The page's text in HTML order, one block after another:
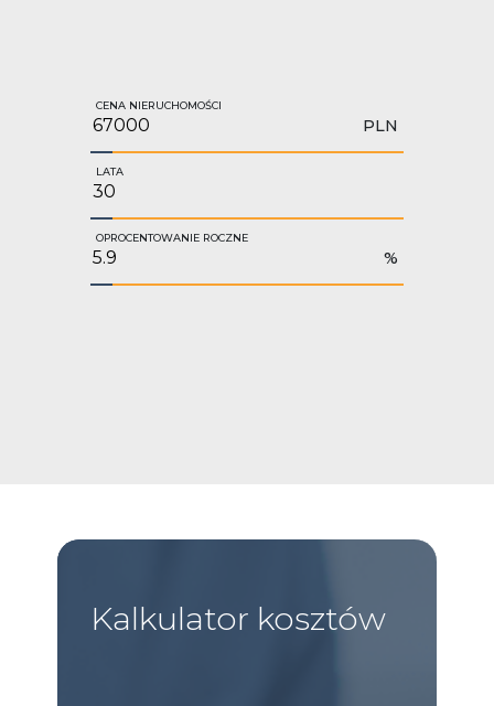
CENA NIERUCHOMOŚCI
PLN
LATA
OPROCENTOWANIE ROCZNE
%
Kalkulator kosztów